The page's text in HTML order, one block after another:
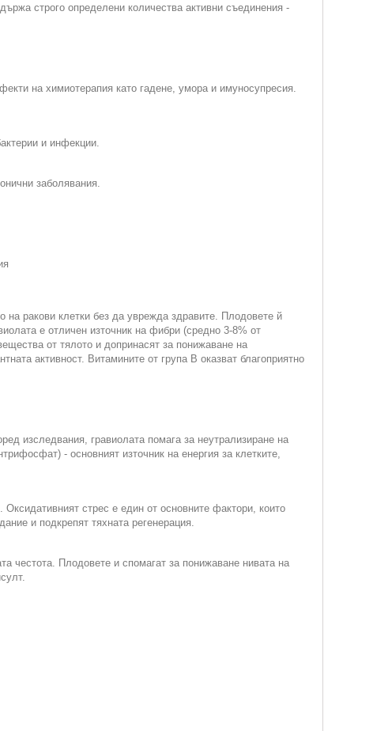
строго определени количества активни съединения -
на химиотерапия като гадене, умора и имуносупресия.
и инфекции.
заболявания.
на ракови клетки без да уврежда здравите. Плодовете й
е отличен източник на фибри (средно 3-8% от
от тялото и допринасят за понижаване на
активност. Витамините от група В оказват благоприятно
изследвания, гравиолата помага за неутрализиране на
- основният източник на енергия за клетките,
стрес е един от основните фактори, които
и подкрепят тяхната регенерация.
честота. Плодовете и спомагат за понижаване нивата на